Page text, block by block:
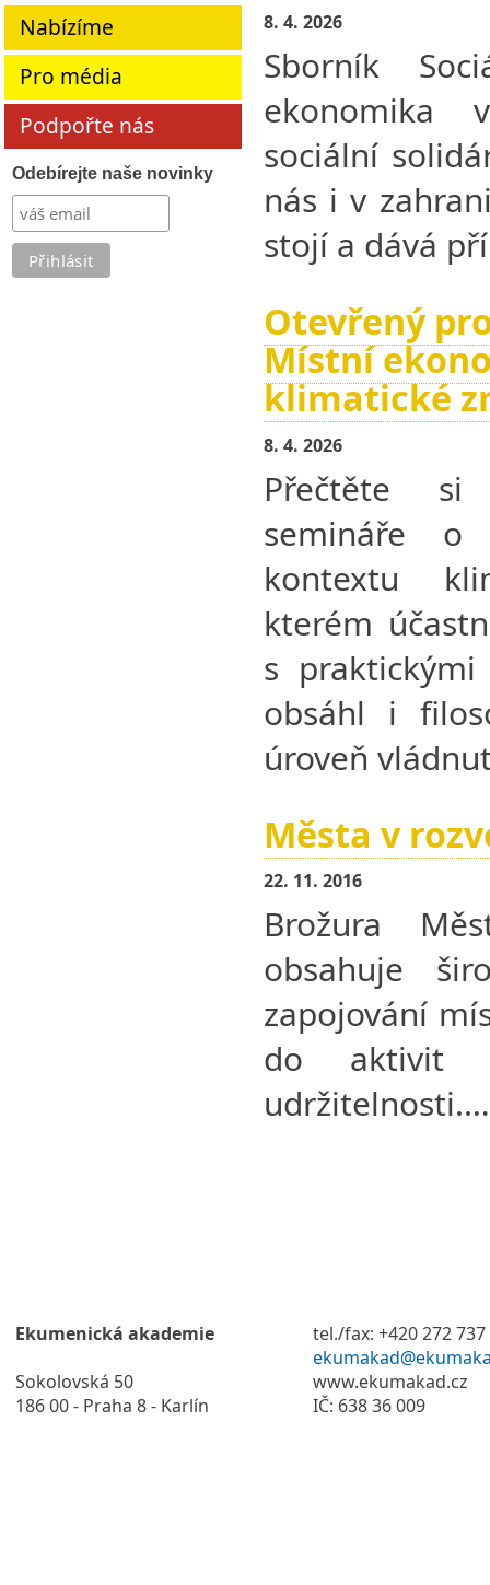
Nabízíme
Pro média
Podpořte nás
Odebírejte naše novinky
8. 4. 2026
Sborník
ekonomika
sociální
nás i v
stojí a dává
Otevřený
Místní
klimatické
8. 4. 2026
Přečtěte
semináře
kontextu
kterém
s
obsáhl i
úroveň
Města v
22. 11. 2016
Brožura
obsahuje
zapojování
do aktivit
udržitelnosti.…
Ekumenická akademie
Sokolovská 50
186 00 - Praha 8 - Karlín
tel./fax: +420 272 737
www.ekumakad.cz
IČ: 638 36 009